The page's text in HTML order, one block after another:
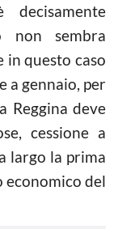
non sembra
in questo caso
a gennaio, per
Reggina deve
cessione a
largo la prima
economico del